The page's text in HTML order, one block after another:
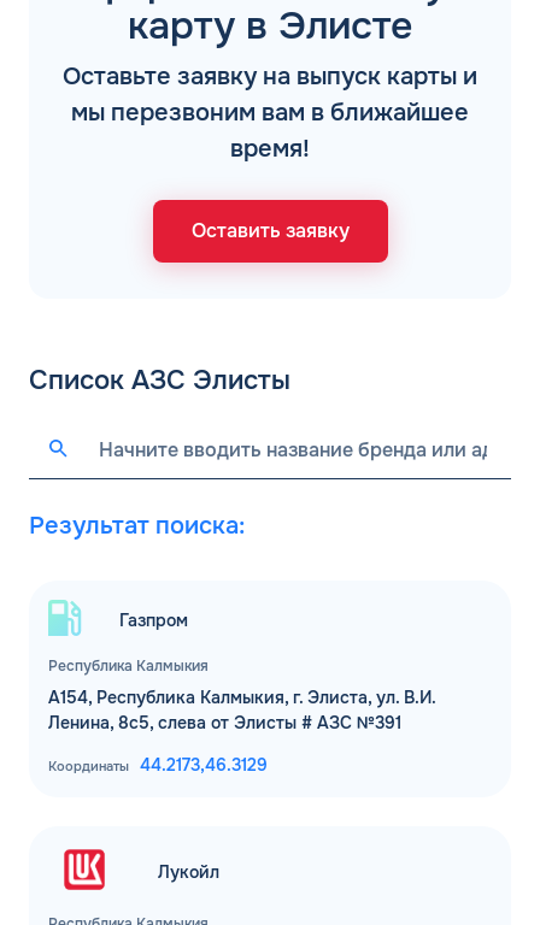
карту в Элисте
Оставьте заявку на выпуск карты и
мы перезвоним вам в ближайшее
время!
Оставить заявку
Список АЗС Элисты
Результат поиска:
Республика Калмыкия
Газпром
А154, Республика Калмыкия, г. Элиста, ул. В.И.
Ленина, 8с5, слева от Элисты # АЗС №391
Координаты 44.2173,46.3129
Лукойл